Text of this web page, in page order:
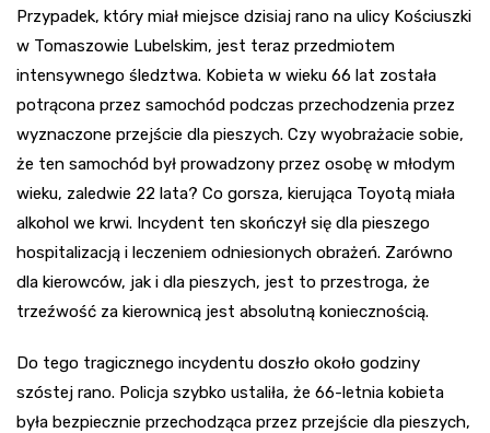
Przypadek, który miał miejsce dzisiaj rano na ulicy Kościuszki
w Tomaszowie Lubelskim, jest teraz przedmiotem
intensywnego śledztwa. Kobieta w wieku 66 lat została
potrącona przez samochód podczas przechodzenia przez
wyznaczone przejście dla pieszych. Czy wyobrażacie sobie,
że ten samochód był prowadzony przez osobę w młodym
wieku, zaledwie 22 lata? Co gorsza, kierująca Toyotą miała
alkohol we krwi. Incydent ten skończył się dla pieszego
hospitalizacją i leczeniem odniesionych obrażeń. Zarówno
dla kierowców, jak i dla pieszych, jest to przestroga, że
trzeźwość za kierownicą jest absolutną koniecznością.
Do tego tragicznego incydentu doszło około godziny
szóstej rano. Policja szybko ustaliła, że 66-letnia kobieta
była bezpiecznie przechodząca przez przejście dla pieszych,